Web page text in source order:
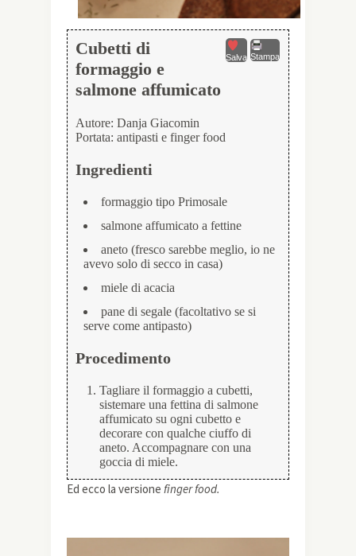
Salva Stampa
Cubetti di
formaggio e
salmone affumicato
Autore: Danja Giacomin
Portata: antipasti e finger food
Ingredienti
formaggio tipo Primosale
salmone affumicato a fettine
aneto (fresco sarebbe meglio, io ne
avevo solo di secco in casa)
miele di acacia
pane di segale (facoltativo se si
serve come antipasto)
Procedimento
Tagliare il formaggio a cubetti,
sistemare una fettina di salmone
affumicato su ogni cubetto e
decorare con qualche ciuffo di
aneto. Accompagnare con una
goccia di miele.
Ed ecco la versione finger food.